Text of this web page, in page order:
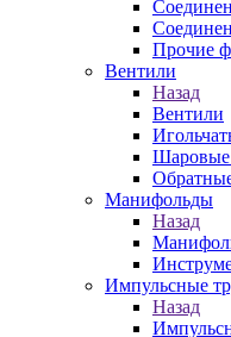
Прочие
Вентили
Назад
Вентили
Манифольды
Назад
Импульсные
Назад